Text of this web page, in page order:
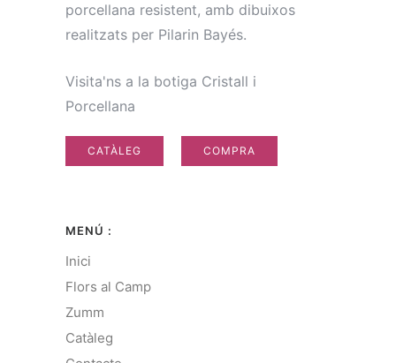
porcellana resistent, amb dibuixos
realitzats per Pilarin Bayés.
Visita'ns a la botiga Cristall i
Porcellana
CATÀLEG COMPRA
MENÚ :
Inici
Flors al Camp
Zumm
Catàleg